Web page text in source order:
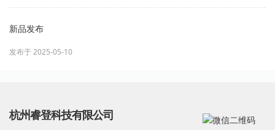
新品发布
发布于 2025-05-10
杭州睿登科技有限公司